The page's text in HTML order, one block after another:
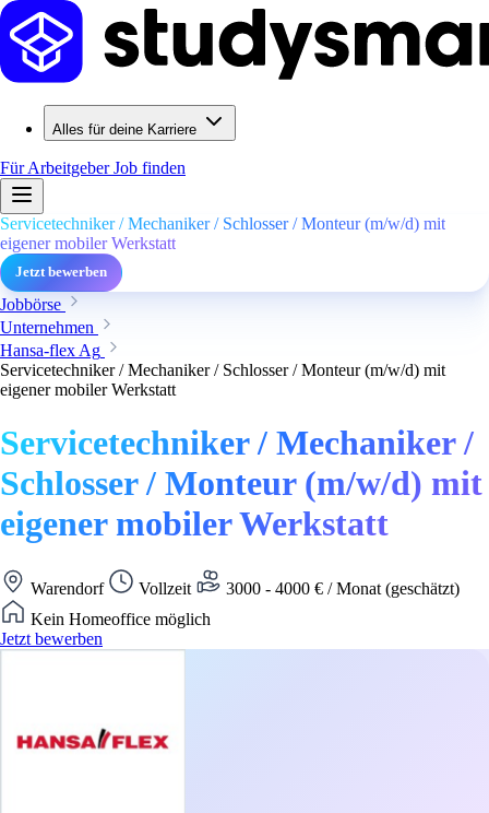
Alles für deine Karriere
Für ArbeitgeberJob finden
Servicetechniker / Mechaniker / Schlosser / Monteur (m/w/d) mit
eigener mobiler Werkstatt
Jetzt bewerben
Jobbörse
Unternehmen
Hansa-flex Ag
Servicetechniker / Mechaniker / Schlosser / Monteur (m/w/d) mit
eigener mobiler Werkstatt
Servicetechniker / Mechaniker /
Schlosser / Monteur (m/w/d) mit
eigener mobiler Werkstatt
Warendorf Vollzeit
3000 - 4000 € / Monat (geschätzt)
Kein Homeoffice möglich
Jetzt bewerben